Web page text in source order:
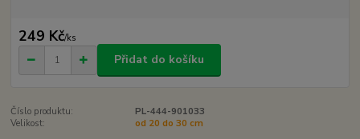
249 Kč/ks
Přidat do košíku
Číslo produktu:
PL-444-901033
Velikost:
od 20 do 30 cm